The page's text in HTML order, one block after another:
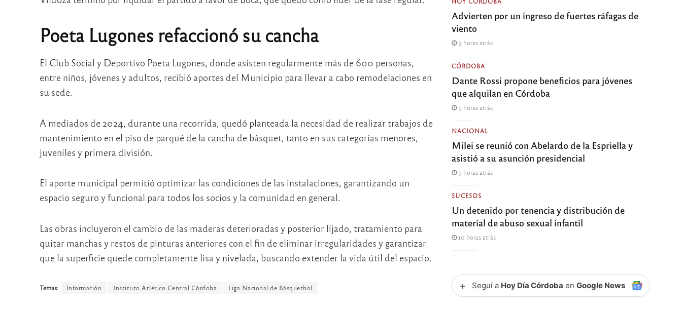
Poeta Lugones refaccionó su cancha
El Club Social y Deportivo Poeta Lugones, donde asisten regularmente más de 600 personas,
entre niños, jóvenes y adultos, recibió aportes del Municipio para llevar a cabo remodelaciones en
su sede.
A mediados de 2024, durante una recorrida, quedó planteada la necesidad de realizar trabajos de
mantenimiento en el piso de parqué de la cancha de básquet, tanto en sus categorías menores,
juveniles y primera división.
El aporte municipal permitió optimizar las condiciones de las instalaciones, garantizando un
espacio seguro y funcional para todos los socios y la comunidad en general.
Las obras incluyeron el cambio de las maderas deterioradas y posterior lijado, tratamiento para
quitar manchas y restos de pinturas anteriores con el fin de eliminar irregularidades y garantizar
que la superficie quede completamente lisa y nivelada, buscando extender la vida útil del espacio.
Temas: Información Instituto Atlético Central Córdoba Liga Nacional de Básquetbol
Advierten por un ingreso de fuertes ráfagas de
viento
9 horas atrás
CÓRDOBA
Dante Rossi propone beneficios para jóvenes
que alquilan en Córdoba
9 horas atrás
NACIONAL
Milei se reunió con Abelardo de la Espriella y
asistió a su asunción presidencial
9 horas atrás
SUCESOS
Un detenido por tenencia y distribución de
material de abuso sexual infantil
10 horas atrás
+ Seguí a Hoy Día Córdoba enGoogle News